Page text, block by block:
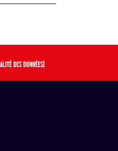
DES DONNÉES)